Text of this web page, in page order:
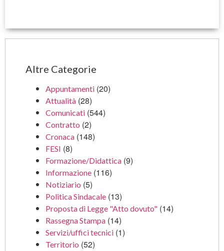
Altre Categorie
Appuntamenti (20)
Attualità (28)
Comunicati (544)
Contratto (2)
Cronaca (148)
FESI (8)
Formazione/Didattica (9)
Informazione (116)
Notiziario (5)
Politica Sindacale (13)
Proposta di Legge "Atto dovuto" (14)
Rassegna Stampa (14)
Servizi/uffici tecnici (1)
Territorio (52)